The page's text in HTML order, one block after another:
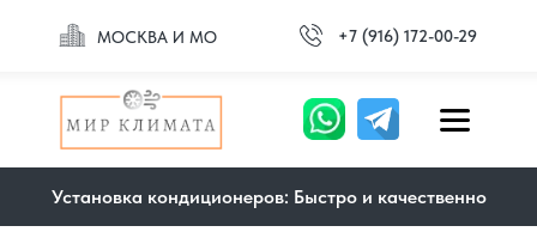
МОСКВА И МО +7 (916) 172-00-29
Установка кондиционеров: Быстро и качественно